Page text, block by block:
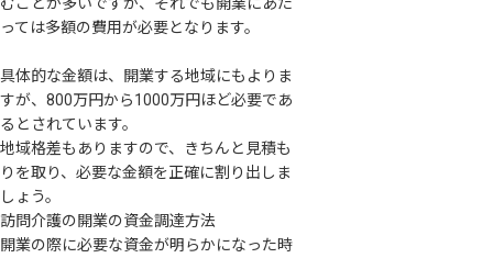
っては多額の費用が必要となります。
具体的な金額は、開業する地域にもよりま
すが、800万円から1000万円ほど必要であ
るとされています。
地域格差もありますので、きちんと見積も
りを取り、必要な金額を正確に割り出しま
しょう。
訪問介護の開業の資金調達方法
開業の際に必要な資金が明らかになった時